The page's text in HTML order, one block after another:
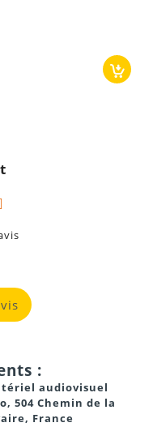
:
audiovisuel
504 Chemin de la
France